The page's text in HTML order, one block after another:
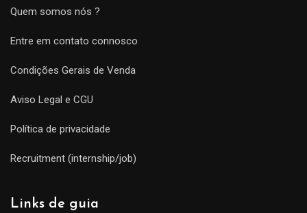
Quem somos nós ?
Entre em contato connosco
Condições Gerais de Venda
Aviso Legal e CGU
Política de privacidade
Recruitment (internship/job)
Links de guia